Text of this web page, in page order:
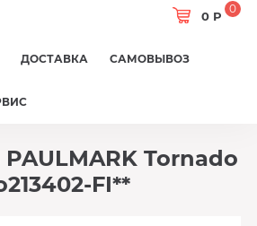
0 Р
0
ДОСТАВКА САМОВЫВОЗ
Tornado
FI**